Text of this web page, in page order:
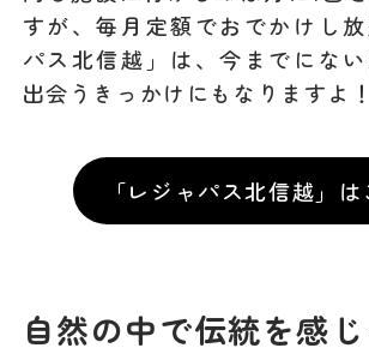
すが、毎月定額でおでかけし
パス北信越」は、今までにな
出会うきっかけにもなりますよ！
「レジャパス北信越」は
自然の中で伝統を感